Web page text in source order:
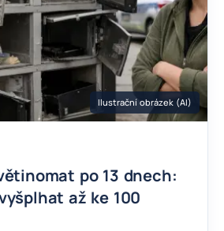
Ilustrační obrázek (AI)
po 13 dnech:
až ke 100